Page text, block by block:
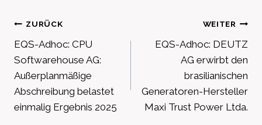
Beitragsnavigation
ZURÜCK
EQS-Adhoc: CPU
Softwarehouse AG:
Außerplanmäßige
Abschreibung belastet
einmalig Ergebnis 2025
WEITER
EQS-Adhoc: DEUTZ
AG erwirbt den
brasilianischen
Generatoren-Hersteller
Maxi Trust Power Ltda.